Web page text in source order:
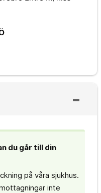
du går till din
på våra sjukhus.
inte